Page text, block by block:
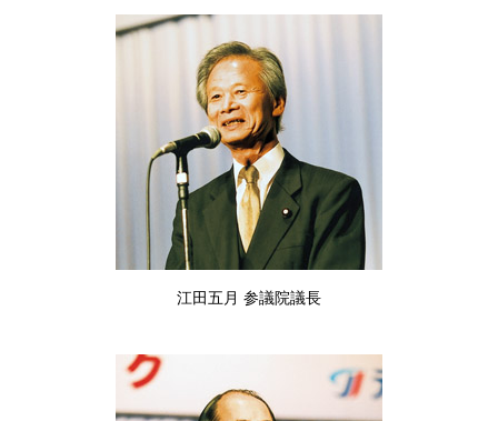
江田五月 参議院議長